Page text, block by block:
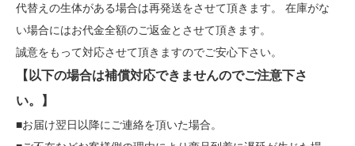
代替えの生体がある場合は再発送をさせて頂きます。 在庫がな
い場合にはお代金全額のご返金とさせて頂きます。
誠意をもって対応させて頂きますのでご安心下さい。
【以下の場合は補償対応できませんのでご注意下さ
い。】
■お届け翌日以降にご連絡を頂いた場合。